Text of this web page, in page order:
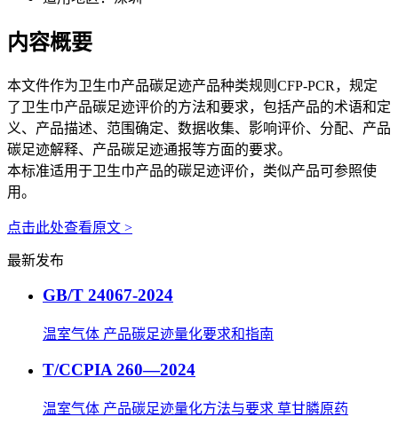
内容概要
本文件作为卫生巾产品碳足迹产品种类规则CFP-PCR，规定
了卫生巾产品碳足迹评价的方法和要求，包括产品的术语和定
义、产品描述、范围确定、数据收集、影响评价、分配、产品
碳足迹解释、产品碳足迹通报等方面的要求。
本标准适用于卫生巾产品的碳足迹评价，类似产品可参照使
用。
点击此处查看原文 >
最新发布
GB/T 24067-2024
温室气体 产品碳足迹量化要求和指南
T/CCPIA 260—2024
温室气体 产品碳足迹量化方法与要求 草甘膦原药